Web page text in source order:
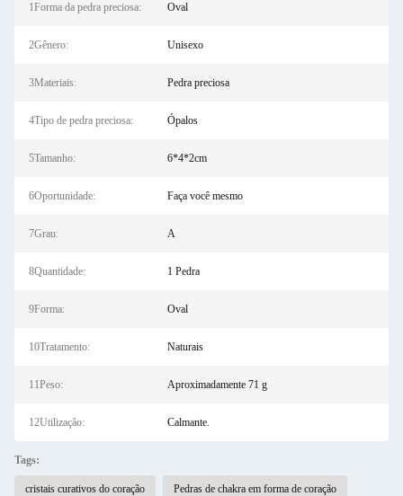
1Forma da pedra preciosa: Oval
2Gênero: Unisexo
3Materiais: Pedra preciosa
4Tipo de pedra preciosa: Ópalos
5Tamanho: 6*4*2cm
6Oportunidade: Faça você mesmo
7Grau: A
8Quantidade: 1 Pedra
9Forma: Oval
10Tratamento: Naturais
11Peso: Aproximadamente 71 g
12Utilização: Calmante.
Tags:
cristais curativos do coração Pedras de chakra em forma de coração